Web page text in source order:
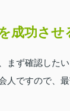
成功させ
ず確認した
人ですので、